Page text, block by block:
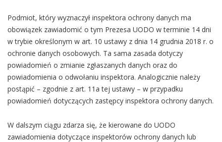
Podmiot, który wyznaczył inspektora ochrony danych ma
obowiązek zawiadomić o tym Prezesa UODO w terminie 14 dni
w trybie określonym w art. 10 ustawy z dnia 14 grudnia 2018 r. o
ochronie danych osobowych. Ta sama zasada dotyczy
powiadomień o zmianie zgłaszanych danych oraz do
powiadomienia o odwołaniu inspektora. Analogicznie należy
postąpić – zgodnie z art. 11a tej ustawy – w przypadku
powiadomień dotyczących zastępcy inspektora ochrony danych.
W dalszym ciągu zdarza się, że kierowane do UODO
zawiadomienia dotyczące inspektorów ochrony danych lub